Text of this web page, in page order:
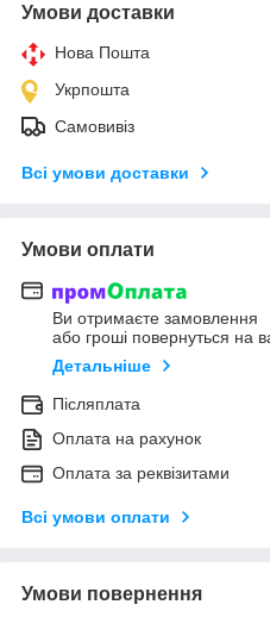
Умови доставки
Нова Пошта
Укрпошта
Самовивіз
Всі умови доставки
Умови оплати
Ви отримаєте замовлення
або гроші повернуться на
Детальніше
Післяплата
Оплата на рахунок
Оплата за реквізитами
Всі умови оплати
Умови повернення